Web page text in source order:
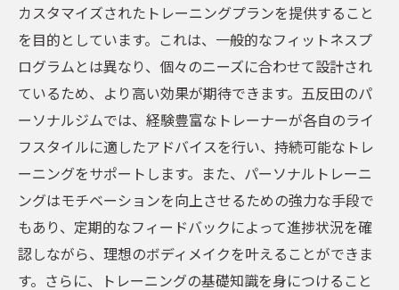
カスタマイズされたトレーニングプランを提供すること
を目的としています。これは、一般的なフィットネスプ
ログラムとは異なり、個々のニーズに合わせて設計され
ているため、より高い効果が期待できます。五反田のパ
ーソナルジムでは、経験豊富なトレーナーが各自のライ
フスタイルに適したアドバイスを行い、持続可能なトレ
ーニングをサポートします。また、パーソナルトレーニ
ングはモチベーションを向上させるための強力な手段で
もあり、定期的なフィードバックによって進捗状況を確
認しながら、理想のボディメイクを叶えることができま
す。さらに、トレーニングの基礎知識を身につけること